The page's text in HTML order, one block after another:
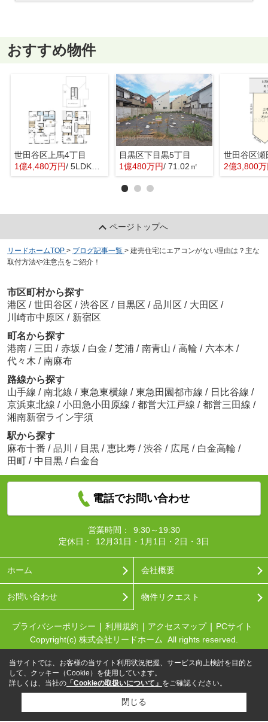
おすすめ物件
世田谷区上馬4丁目
1億4,480万円/ 5LDK＋1S(納戸)
目黒区下目黒5丁目
1億480万円/ 71.02㎡
世田谷区瀬
2億3,800
ページトップへ
リードホームTOP > ブログ記事一覧 > 建売住宅にエアコンがない理由は？主な
取付方法や注意点をご紹介！
市区町村から探す
港区 / 世田谷区 / 渋谷区 / 目黒区 / 品川区 / 大田区 /
川崎市中原区 / 新宿区
町名から探す
港南 / 三田 / 赤坂 / 白金 / 芝浦 / 南青山 / 高輪 / 六本木 /
代々木 / 南麻布
路線から探す
山手線 / 南北線 / 東急東横線 / 東急田園都市線 / 日比谷線 /
京浜東北線 / 小田急小田原線 / 都営大江戸線 / 都営三田線 /
湘南新宿ライン宇須
駅から探す
麻布十番 / 品川 / 目黒 / 恵比寿 / 渋谷 / 広尾 / 白金高輪 /
田町 / 中目黒 / 白金台
電話でお問い合わせ
営業時間：
9:30～19:30
定休日：
12月31日・1月1日・2日・3日
ホーム 会社概要
お問い合わせ 物件リクエスト
プライバシーポリシー 利用規約 アクセスマップ
PCサイト
Copyright(c) 株式会社リードホーム All rights reserved.
当サイトでは、お客様の当サイト利用状況把握、サービス向上検討を目的と
して、クッキー（Cookie）を使用しています。
詳しくは、当社の 「Cookieの取扱いについて」 をご確認ください。
閉じる